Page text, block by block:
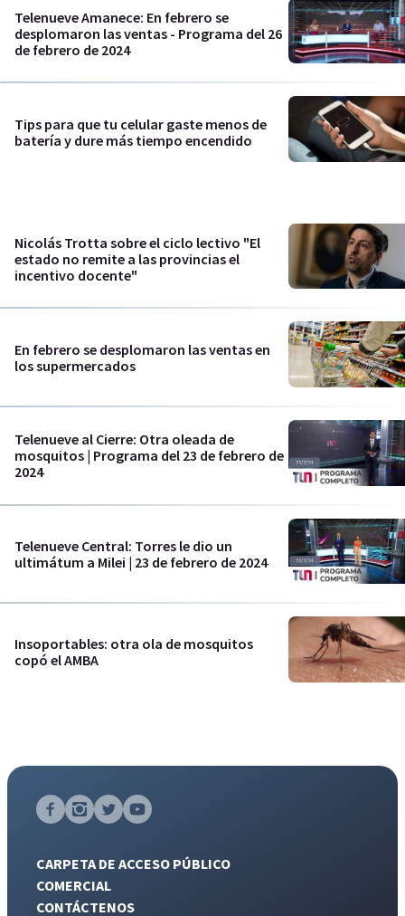
Telenueve Amanece: En febrero se
desplomaron las ventas - Programa del 26
de febrero de 2024
Tips para que tu celular gaste menos de
batería y dure más tiempo encendido
Nicolás Trotta sobre el ciclo lectivo "El
estado no remite a las provincias el
incentivo docente"
En febrero se desplomaron las ventas en
los supermercados
Telenueve al Cierre: Otra oleada de
mosquitos | Programa del 23 de febrero de
2024
Telenueve Central: Torres le dio un
ultimátum a Milei | 23 de febrero de 2024
Insoportables: otra ola de mosquitos
copó el AMBA
CARPETA DE ACCESO PÚBLICO
COMERCIAL
CONTÁCTENOS